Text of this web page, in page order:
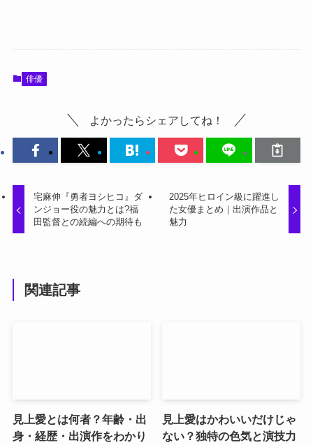
俳優
よかったらシェアしてね！
宅麻伸『勇者ヨシヒコ』ダ
ンジョー役の魅力とは?福
田監督との続編への期待も
2025年ヒロイン級に躍進し
た女優まとめ｜出演作品と
魅力
関連記事
見上愛とは何者？年齢・出
身・経歴・出演作をわかり
見上愛はかわいいだけじゃ
ない？独特の色気と演技力